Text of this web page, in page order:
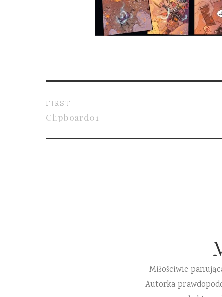
FIRST
Clipboard01
Miłościwie
Autorka